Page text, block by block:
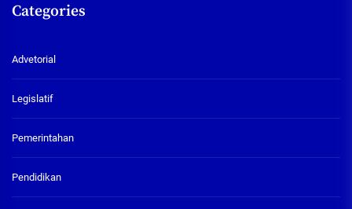
Categories
Advetorial
Legislatif
Pemerintahan
Pendidikan